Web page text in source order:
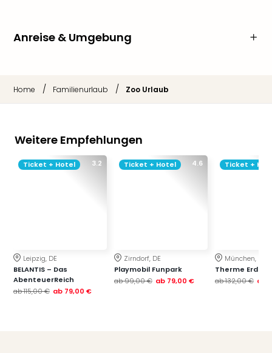
Anreise & Umgebung
Home / Familienurlaub / Zoo Urlaub
Weitere Empfehlungen
3.2
Ticket + Hotel
Leipzig, DE
BELANTIS – Das
AbenteuerReich
ab115,00 € ab 79,00 €
4.6
Ticket + Hotel
Zirndorf, DE
Playmobil Funpark
ab99,00 € ab 79,00 €
Ticket +
München, DE
Therme Erding
ab132,00 € ab